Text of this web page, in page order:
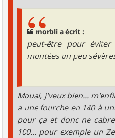
morbli a écrit :
peut-être pour
montées un peu
Mouai, j'veux bien...
a une fourche en 140 à
pour ça et donc ne
100... pour exemple un